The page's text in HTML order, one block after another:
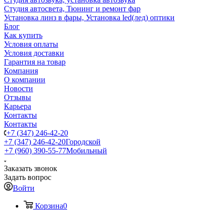
Студия автосвета, Тюнинг и ремонт фар
Установка линз в фары, Установка led(лед) оптики
Блог
Как купить
Условия оплаты
Условия доставки
Гарантия на товар
Компания
О компании
Новости
Отзывы
Карьера
Контакты
Контакты
+7 (347) 246-42-20
+7 (347) 246-42-20Городской
+7 (960) 390-55-77Мобильный
Заказать звонок
Задать вопрос
Войти
Корзина0